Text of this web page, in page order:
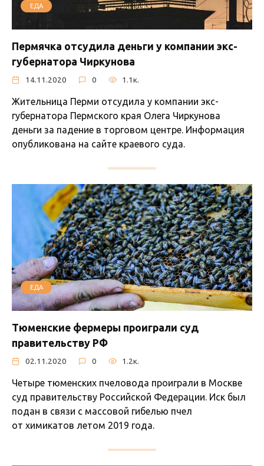
ЕДА
Пермячка отсудила деньги у компании экс-
губернатора Чиркунова
14.11.2020 0 1.1к.
Жительница Перми отсудила у компании экс-
губернатора Пермского края Олега Чиркунова
деньги за падение в торговом центре. Информация
опубликована на сайте краевого суда.
ЕДА
Тюменские фермеры проиграли суд
правительству РФ
02.11.2020 0 1.2к.
Четыре тюменских пчеловода проиграли в Москве
суд правительству Российской Федерации. Иск был
подан в связи с массовой гибелью пчел
от химикатов летом 2019 года.